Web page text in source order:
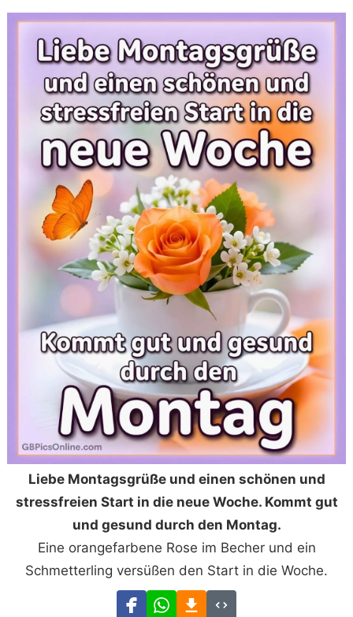
Liebe Montagsgrüße und einen schönen und
stressfreien Start in die neue Woche. Kommt gut
und gesund durch den Montag.
Eine orangefarbene Rose im Becher und ein
Schmetterling versüßen den Start in die Woche.